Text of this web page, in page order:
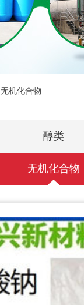
无机化合物
醇类
无机化合物